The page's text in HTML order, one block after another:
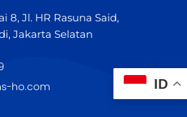
8, Jl. HR Rasuna Said,
Jakarta Selatan
ho.com
ID